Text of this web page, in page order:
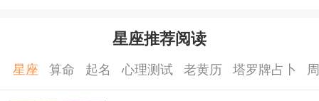
星座推荐阅读
星座 算命 起名 心理测试 老黄历 塔罗牌占卜